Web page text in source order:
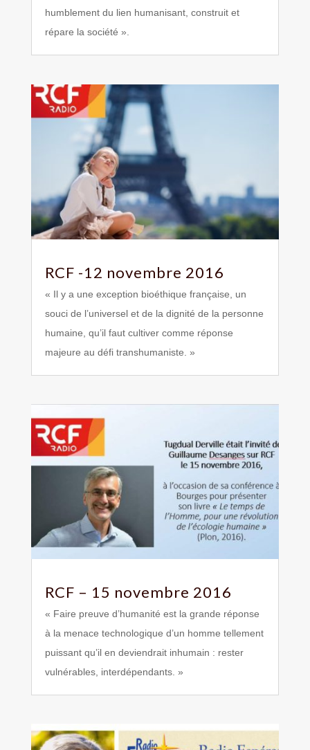
humblement du lien humanisant, construit et
répare la société ».
RCF -12 novembre 2016
« Il y a une exception bioéthique française, un
souci de l’universel et de la dignité de la personne
humaine, qu’il faut cultiver comme réponse
majeure au défi transhumaniste. »
RCF – 15 novembre 2016
« Faire preuve d’humanité est la grande réponse
à la menace technologique d’un homme tellement
puissant qu’il en deviendrait inhumain : rester
vulnérables, interdépendants. »